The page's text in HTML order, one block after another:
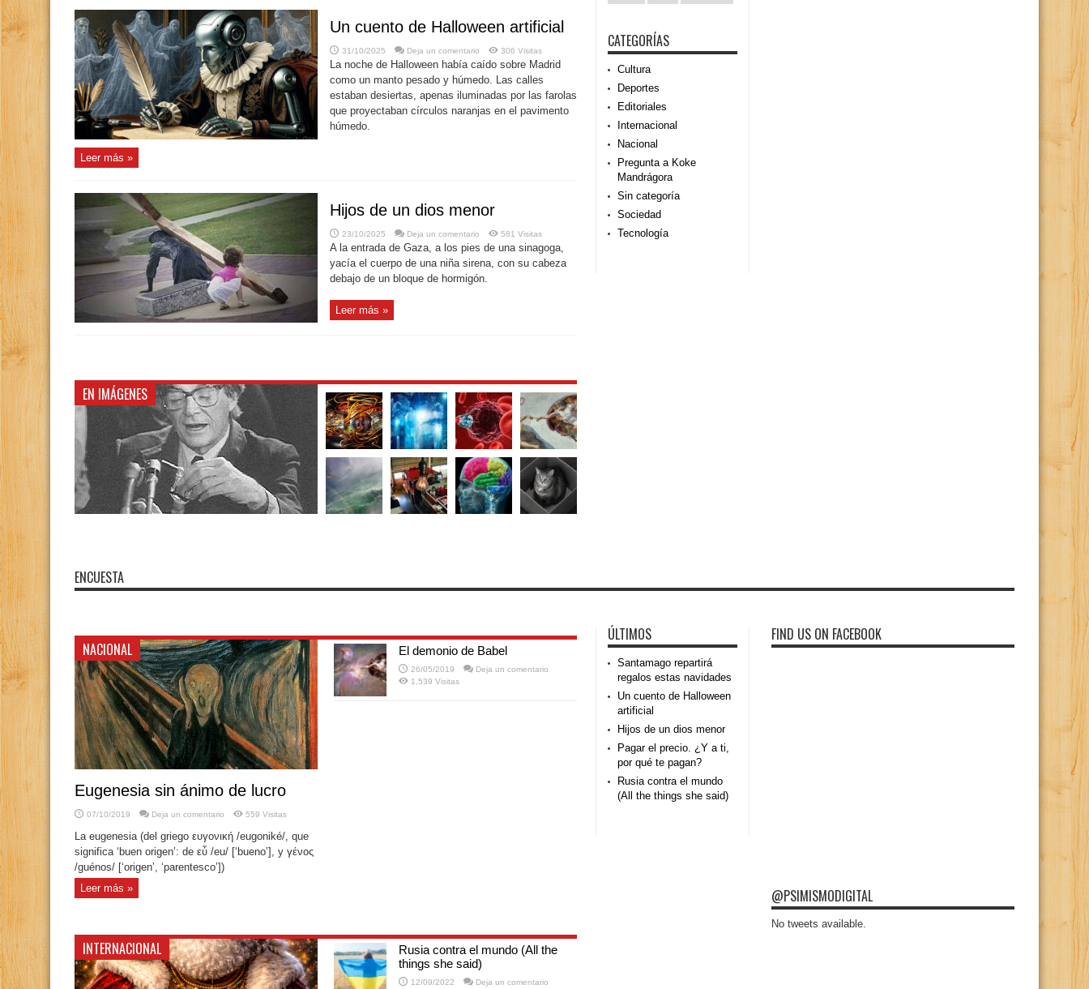
Un cuento de Halloween artificial
31/10/2025 Deja un comentario 306 Visitas
La noche de Halloween había caído sobre Madrid
como un manto pesado y húmedo. Las calles
estaban desiertas, apenas iluminadas por las farolas
que proyectaban círculos naranjas en el pavimento
húmedo.
Leer más »
Hijos de un dios menor
23/10/2025 Deja un comentario 581 Visitas
A la entrada de Gaza, a los pies de una sinagoga,
yacía el cuerpo de una niña sirena, con su cabeza
debajo de un bloque de hormigón.
Leer más »
EN IMÁGENES
CATEGORÍAS
Cultura
Deportes
Editoriales
Internacional
Nacional
Pregunta a Koke
Mandrágora
Sin categoría
Sociedad
Tecnología
ENCUESTA
NACIONAL
Eugenesia sin ánimo de lucro
07/10/2019 Deja un comentario 559 Visitas
La eugenesia (del griego ευγονική /eugoniké/, que
significa ‘buen origen’: de εὖ /eu/ [‘bueno’], y γένος
/guénos/ [‘origen’, ‘parentesco’])
Leer más »
El demonio de Babel
26/05/2019
Deja un comentario
1,539 Visitas
INTERNACIONAL
Rusia contra el mundo (All the
things she said)
12/09/2022
Deja un comentario
ÚLTIMOS
Santamago repartirá
regalos estas navidades
Un cuento de Halloween
artificial
Hijos de un dios menor
Pagar el precio. ¿Y a ti,
por qué te pagan?
Rusia contra el mundo
(All the things she said)
FIND US ON FACEBOOK
@PSIMISMODIGITAL
No tweets available.